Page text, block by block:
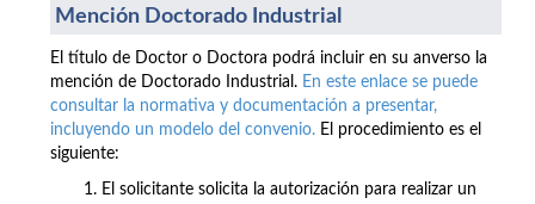
Mención Doctorado Industrial
El título de Doctor o Doctora podrá incluir en su anverso la
mención de Doctorado Industrial. En este enlace se puede
consultar la normativa y documentación a presentar,
incluyendo un modelo del convenio. El procedimiento es el
siguiente:
1. El solicitante solicita la autorización para realizar un